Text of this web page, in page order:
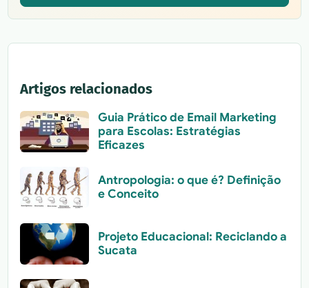
Artigos relacionados
Guia Prático de Email Marketing
para Escolas: Estratégias
Eficazes
Antropologia: o que é? Definição
e Conceito
Projeto Educacional: Reciclando a
Sucata